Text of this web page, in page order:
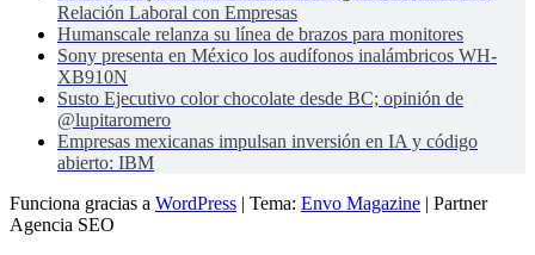
Relación Laboral con Empresas
Humanscale relanza su línea de brazos para monitores
Sony presenta en México los audífonos inalámbricos WH-
XB910N
Susto Ejecutivo color chocolate desde BC; opinión de
@lupitaromero
Empresas mexicanas impulsan inversión en IA y código
abierto: IBM
Funciona gracias a WordPress | Tema: Envo Magazine | Partner
Agencia SEO